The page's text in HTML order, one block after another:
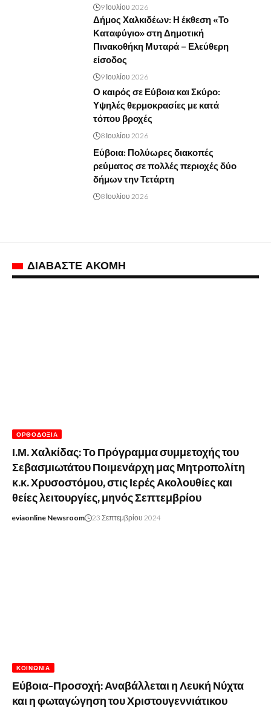
9 Ιουλίου 2026
Δήμος Χαλκιδέων: Η έκθεση «Το
Καταφύγιο» στη Δημοτική
Πινακοθήκη Μυταρά – Ελεύθερη
είσοδος
9 Ιουλίου 2026
Ο καιρός σε Εύβοια και Σκύρο:
Υψηλές θερμοκρασίες με κατά
τόπου βροχές
8 Ιουλίου 2026
Εύβοια: Πολύωρες διακοπές
ρεύματος σε πολλές περιοχές δύο
δήμων την Τετάρτη
8 Ιουλίου 2026
ΔΙΑΒΑΣΤΕ ΑΚΟΜΗ
ΟΡΘΟΔΟΞΊΑ
Ι.Μ. Χαλκίδας: Το Πρόγραμμα συμμετοχής του
Σεβασμιωτάτου Ποιμενάρχη μας Μητροπολίτη
κ.κ. Χρυσοστόμου, στις Ιερές Ακολουθίες και
θείες λειτουργίες, μηνός Σεπτεμβρίου
eviaonline Newsroom 23 Σεπτεμβρίου 2024
ΚΟΙΝΩΝΊΑ
Εύβοια-Προσοχή: Αναβάλλεται η Λευκή Νύχτα
και η φωταγώγηση του Χριστουγεννιάτικου